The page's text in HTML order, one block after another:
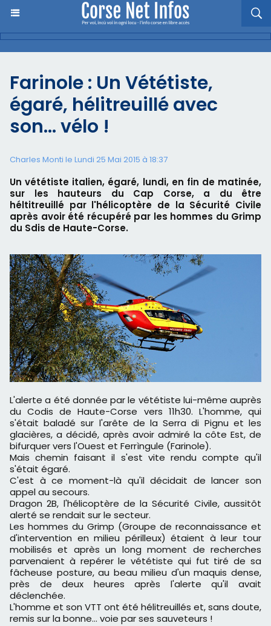
Farinole : Un Vététiste,
égaré, hélitreuillé avec
son… vélo !
Charles Monti le Lundi 25 Mai 2015 à 18:37
Un vététiste italien, égaré, lundi, en fin de matinée,
sur les hauteurs du Cap Corse, a du être
héltitreuillé par l'hélicoptère de la Sécurité Civile
après avoir été récupéré par les hommes du Grimp
du Sdis de Haute-Corse.
L'alerte a été donnée par le vététiste lui-même auprès
du Codis de Haute-Corse vers 11h30. L'homme, qui
s'était baladé sur l'arête de la Serra di Pignu et les
glacières, a décidé, après avoir admiré la côte Est, de
bifurquer vers l'Ouest et Ferrìngule (Farinole).
Mais chemin faisant il s'est vite rendu compte qu'il
s'était égaré.
C'est à ce moment-là qu'il décidait de lancer son
appel au secours.
Dragon 2B, l'hélicoptère de la Sécurité Civile, aussitôt
alerté se rendait sur le secteur.
Les hommes du Grimp (Groupe de reconnaissance et
d'intervention en milieu périlleux) étaient à leur tour
mobilisés et après un long moment de recherches
parvenaient à repérer le vététiste qui fut tiré de sa
fâcheuse posture, au beau milieu d'un maquis dense,
près de deux heures après l'alerte qu'il avait
déclenchée.
L'homme et son VTT ont été hélitreuillés et, sans doute,
remis sur la bonne… voie par ses sauveteurs !